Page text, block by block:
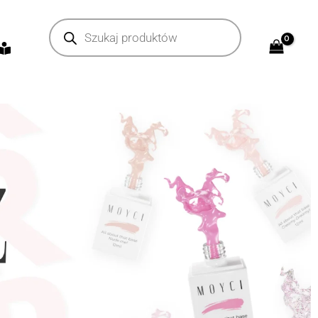
Wyszukiwarka
produktów